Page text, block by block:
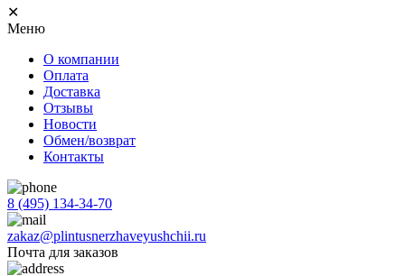
✕
Меню
О компании
Оплата
Доставка
Отзывы
Новости
Обмен/возврат
Контакты
8 (495) 134-34-70
zakaz@plintusnerzhaveyushchii.ru
Почта для заказов